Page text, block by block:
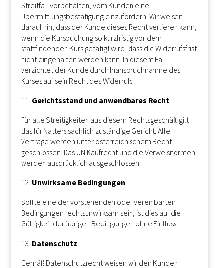
Streitfall vorbehalten, vom Kunden eine
Übermittlungsbestätigung einzufordern. Wir weisen
darauf hin, dass der Kunde dieses Recht verlieren kann,
wenn die Kursbuchung so kurzfristig vor dem
stattfindenden Kurs getätigt wird, dass die Widerrufsfrist
nicht eingehalten werden kann. In diesem Fall
verzichtet der Kunde durch Inanspruchnahme des
Kurses auf sein Recht des Widerrufs.
Gerichtsstand und anwendbares Recht
Für alle Streitigkeiten aus diesem Rechtsgeschäft gilt
das für Natters sachlich zuständige Gericht. Alle
Verträge werden unter österreichischem Recht
geschlossen. Das UN Kaufrecht und die Verweisnormen
werden ausdrücklich ausgeschlossen.
Unwirksame Bedingungen
Sollte eine der vorstehenden oder vereinbarten
Bedingungen rechtsunwirksam sein, ist dies auf die
Gültigkeit der übrigen Bedingungen ohne Einfluss.
Datenschutz
Gemäß Datenschutzrecht weisen wir den Kunden